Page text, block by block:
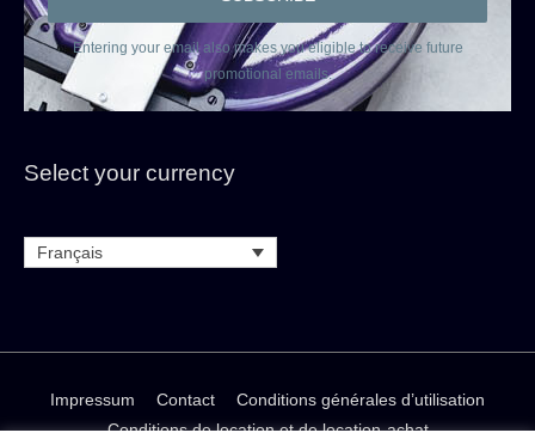
Entering your email also makes you eligible to receive future
promotional emails.
Select your currency
Français
Impressum Contact
Conditions générales d’utilisation
Conditions de location et de location-achat